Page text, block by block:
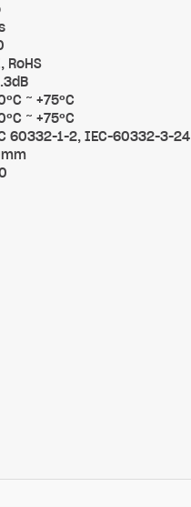
RoHS
~ +75ºC
~ +75ºC
60332-1-2, IEC-60332-3-24